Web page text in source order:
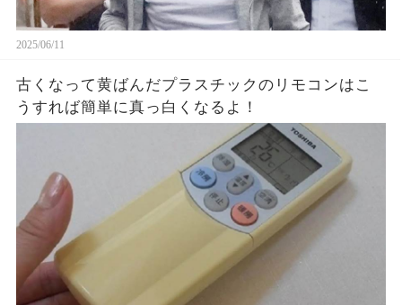
2025/06/11
古くなって黄ばんだプラスチックのリモコンはこ
うすれば簡単に真っ白くなるよ！